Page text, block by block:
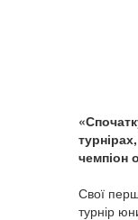
чемпіон
Свої
турнір